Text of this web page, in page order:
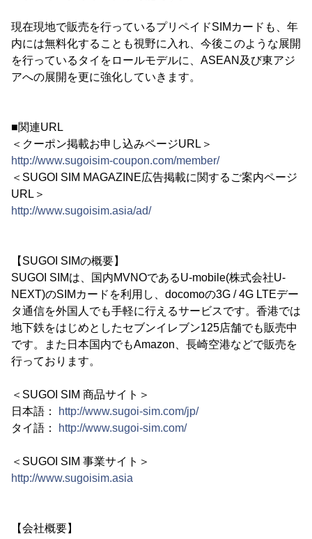
現在現地で販売を行っているプリペイドSIMカードも、年
内には無料化することも視野に入れ、今後このような展開
を行っているタイをロールモデルに、ASEAN及び東アジ
アへの展開を更に強化していきます。
■関連URL
＜クーポン掲載お申し込みページURL＞
http://www.sugoisim-coupon.com/member/
＜SUGOI SIM MAGAZINE広告掲載に関するご案内ページ
URL＞
http://www.sugoisim.asia/ad/
【SUGOI SIMの概要】
SUGOI SIMは、国内MVNOであるU-mobile(株式会社U-
NEXT)のSIMカードを利用し、docomoの3G / 4G LTEデー
タ通信を外国人でも手軽に行えるサービスです。香港では
地下鉄をはじめとしたセブンイレブン125店舗でも販売中
です。また日本国内でもAmazon、長崎空港などで販売を
行っております。
＜SUGOI SIM 商品サイト＞
日本語：
http://www.sugoi-sim.com/jp/
タイ語：
http://www.sugoi-sim.com/
＜SUGOI SIM 事業サイト＞
http://www.sugoisim.asia
【会社概要】